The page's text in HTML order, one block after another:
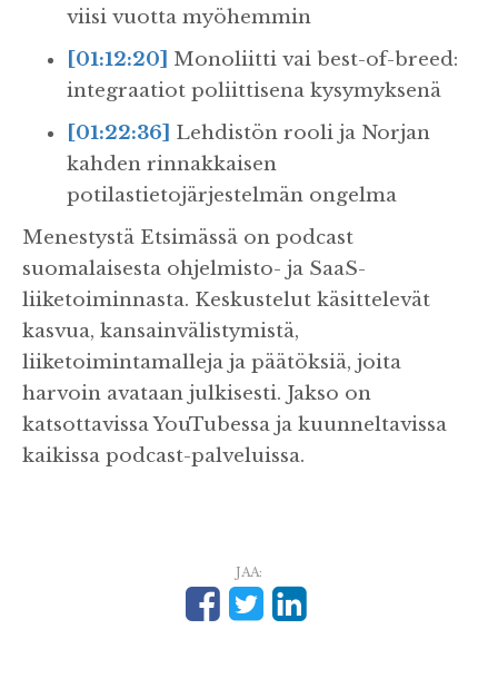
viisi vuotta myöhemmin
[01:12:20]
Monoliitti vai best-of-breed:
integraatiot poliittisena kysymyksenä
[01:22:36]
Lehdistön rooli ja Norjan
kahden rinnakkaisen
potilastietojärjestelmän ongelma
Menestystä Etsimässä on podcast
suomalaisesta ohjelmisto- ja SaaS-
liiketoiminnasta. Keskustelut käsittelevät
kasvua, kansainvälistymistä,
liiketoimintamalleja ja päätöksiä, joita
harvoin avataan julkisesti. Jakso on
katsottavissa YouTubessa ja kuunneltavissa
kaikissa podcast-palveluissa.
JAA: